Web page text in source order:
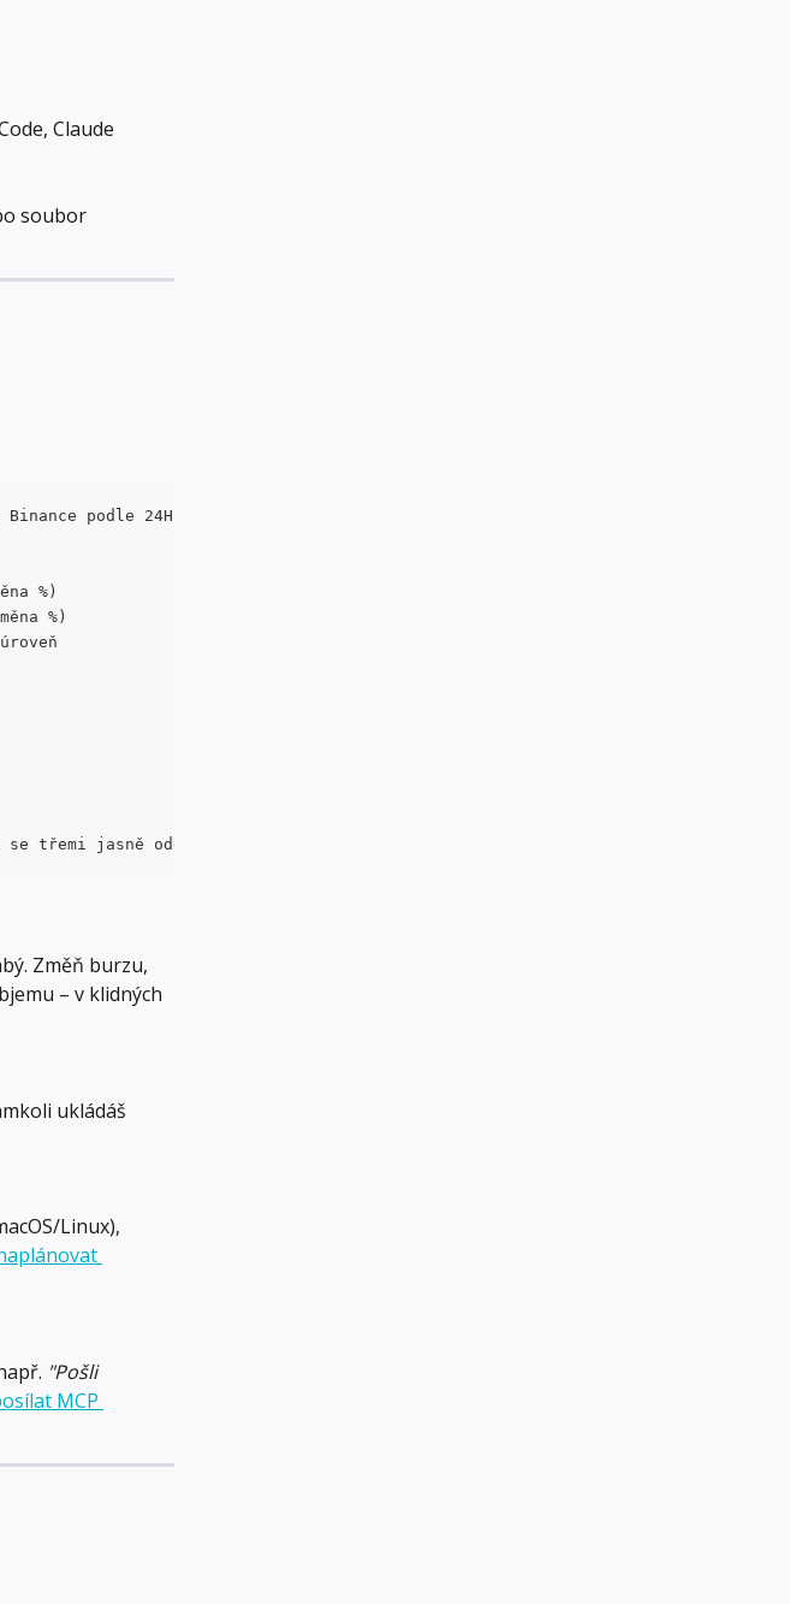
Claude
soubor
podle 24H objemu.
%)
%)
třemi jasně oddělenými sekcemi.
Změň burzu,
– v klidných
ukládáš
Linux),
"Pošli
MCP